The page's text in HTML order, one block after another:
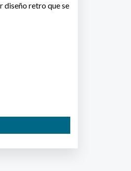
diseño retro que se